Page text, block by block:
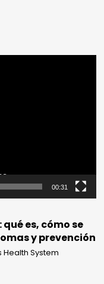
00:31
es, cómo se
y prevención
System